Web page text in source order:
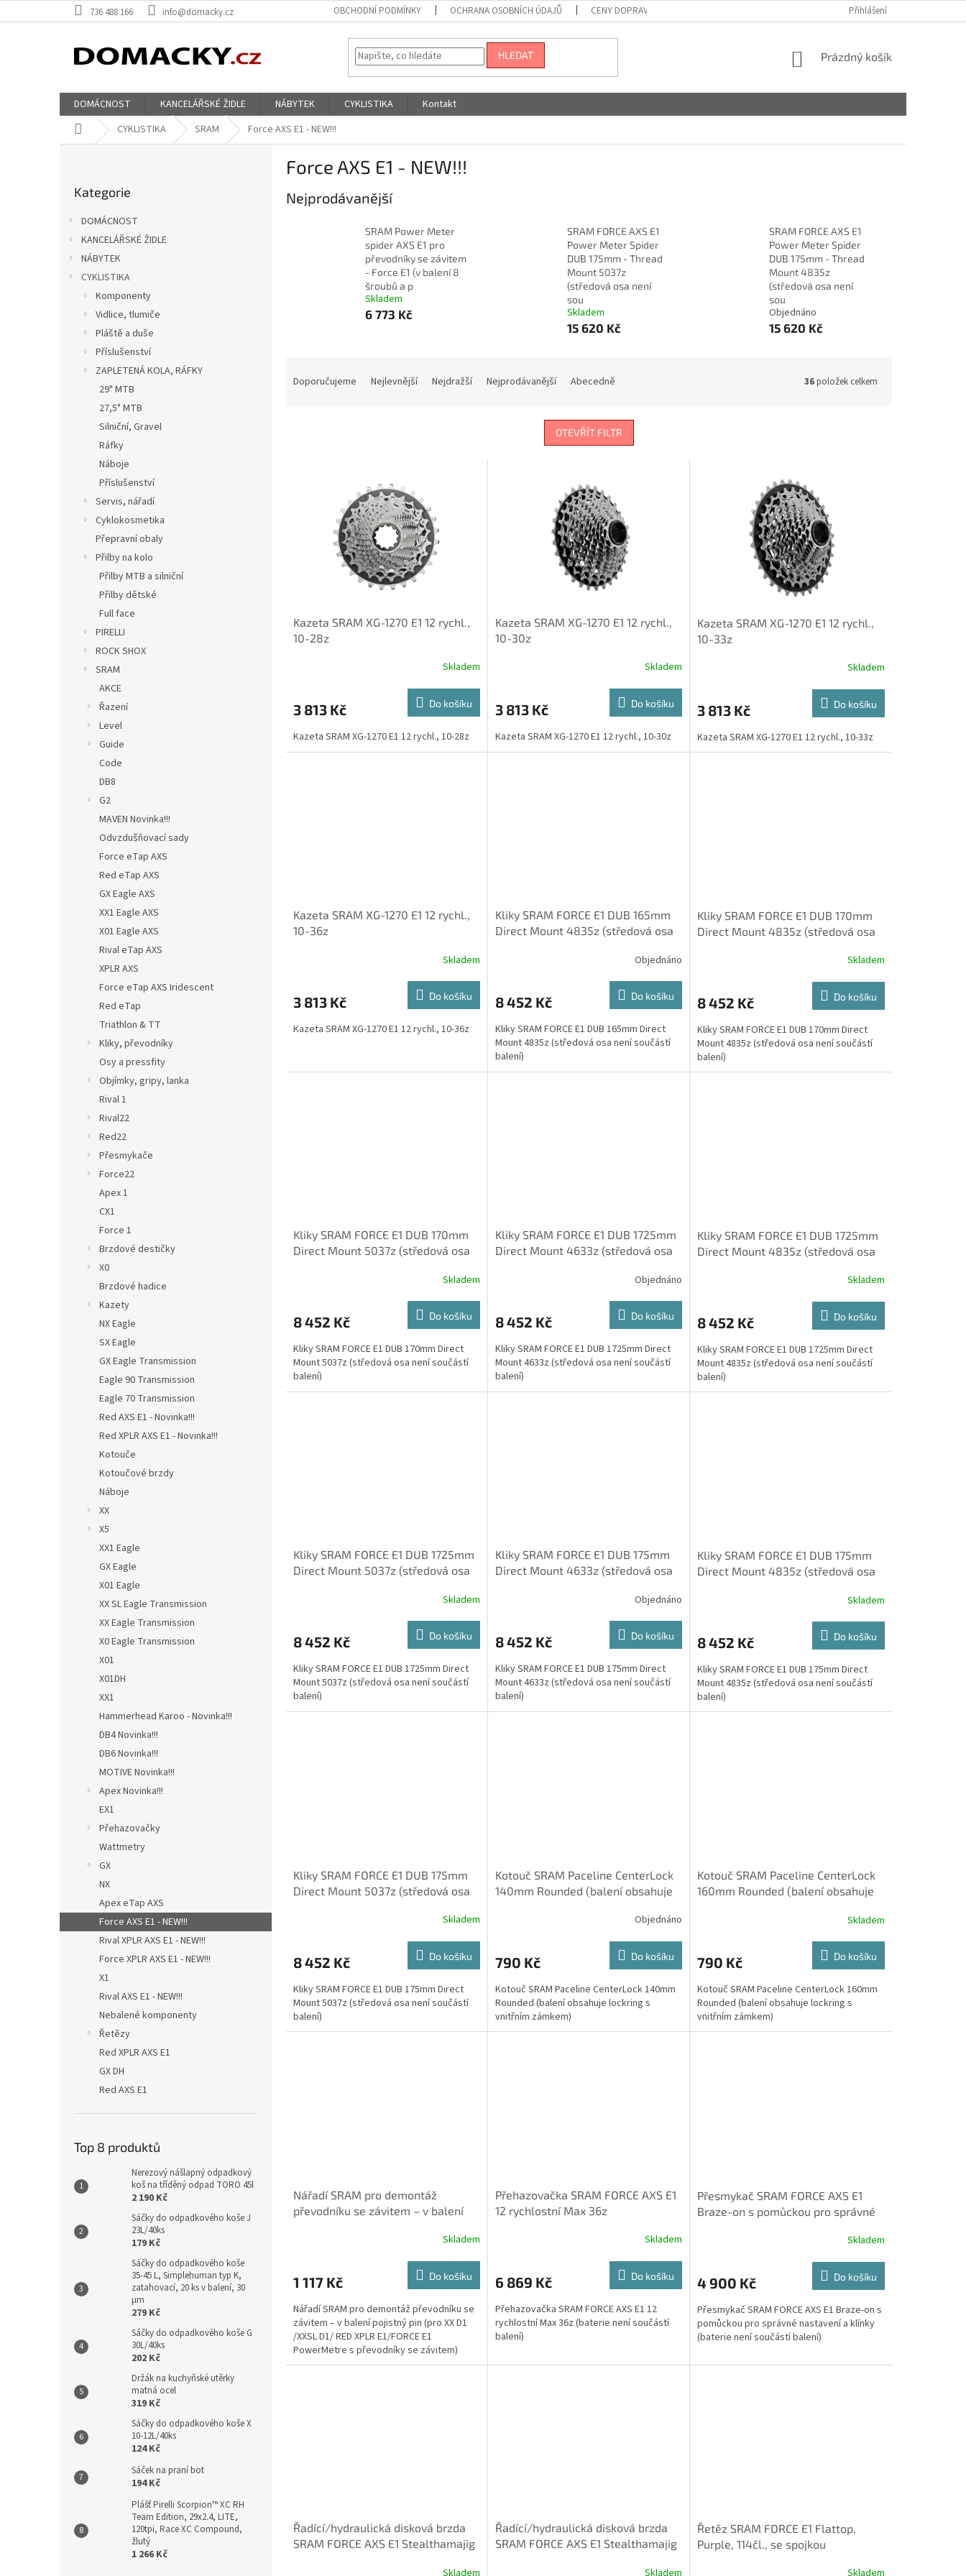
na
736 488 166 info@domacky.cz OBCHODNÍ PODMÍNKY OCHRANA OSOBNÍCH ÚDAJŮ CENY DOPRAVY Přihlášení
HLEDAT
NÁKUPNÍ
Prázdný košík
DOMÁCNOST KANCELÁŘSKÉ ŽIDLE NÁBYTEK CYKLISTIKA
Kontakt
Domů CYKLISTIKA SRAM Force AXS E1 - NEW!!!
kategorie
Kategorie
DOMÁCNOST
KANCELÁŘSKÉ ŽIDLE
NÁBYTEK
CYKLISTIKA
Komponenty
Vidlice, tlumiče
Pláště a duše
Příslušenství
ZAPLETENÁ KOLA, RÁFKY
29" MTB
27,5" MTB
Silniční, Gravel
Ráfky
Náboje
Příslušenství
Servis, nářadí
Cyklokosmetika
Přepravní obaly
Přilby na kolo
Přilby MTB a silniční
Přilby dětské
Full face
PIRELLI
ROCK SHOX
SRAM
AKCE
Řazení
Level
Guide
Code
DB8
G2
MAVEN Novinka!!!
Odvzdušňovací sady
Force eTap AXS
Red eTap AXS
GX Eagle AXS
XX1 Eagle AXS
X01 Eagle AXS
Rival eTap AXS
XPLR AXS
Force eTap AXS Iridescent
Red eTap
Triathlon & TT
Kliky, převodníky
Osy a pressfity
Objímky, gripy, lanka
Rival 1
Rival22
Red22
Přesmykače
Force22
Apex 1
CX1
Force 1
Brzdové destičky
X0
Brzdové hadice
Kazety
NX Eagle
SX Eagle
GX Eagle Transmission
Eagle 90 Transmission
Eagle 70 Transmission
Red AXS E1 - Novinka!!!
Red XPLR AXS E1 - Novinka!!!
Kotouče
Kotoučové brzdy
Náboje
XX
X5
XX1 Eagle
GX Eagle
X01 Eagle
XX SL Eagle Transmission
XX Eagle Transmission
X0 Eagle Transmission
X01
X01DH
XX1
Hammerhead Karoo - Novinka!!!
DB4 Novinka!!!
DB6 Novinka!!!
MOTIVE Novinka!!!
Apex Novinka!!!
EX1
Přehazovačky
Wattmetry
GX
NX
Apex eTap AXS
Force AXS E1 - NEW!!!
Rival XPLR AXS E1 - NEW!!!
Force XPLR AXS E1 - NEW!!!
X1
Rival AXS E1 - NEW!!!
Nebalené komponenty
Řetězy
Red XPLR AXS E1
GX DH
Red AXS E1
Top 8 produktů
Nerezový nášlapný odpadkový
koš na tříděný odpad TORO 45l
2 190 Kč
Sáčky do odpadkového koše J
23L/40ks
179 Kč
Sáčky do odpadkového koše
35-45 L, Simplehuman typ K,
zatahovací, 20 ks v balení, 30
µm
279 Kč
Sáčky do odpadkového koše G
30L/40ks
202 Kč
Držák na kuchyňské utěrky
matná ocel
319 Kč
Sáčky do odpadkového koše X
10-12L/40ks
124 Kč
Sáček na praní bot
194 Kč
Plášť Pirelli Scorpion™ XC RH
Team Edition, 29x2.4, LITE,
120tpi, Race XC Compound,
žlutý
1 266 Kč
Force AXS E1 - NEW!!!
Nejprodávanější
SRAM Power Meter
spider AXS E1 pro
převodníky se závitem
- Force E1 (v balení 8
šroubů a p
Skladem
6 773 Kč
SRAM FORCE AXS E1
Power Meter Spider
DUB 175mm - Thread
Mount 5037z
(středová osa není
sou
Skladem
15 620 Kč
SRAM FORCE AXS E1
Power Meter Spider
DUB 175mm - Thread
Mount 4835z
(středová osa není
sou
Objednáno
15 620 Kč
Doporučujeme Nejlevnější Nejdražší Nejprodávanější Abecedně 36položek celkem
OTEVŘÍT FILTR
Kazeta SRAM XG-1270 E1 12 rychl.,
10-28z
Skladem
3 813 Kč Do košíku
Kazeta SRAM XG-1270 E1 12 rychl., 10-28z
Kazeta SRAM XG-1270 E1 12 rychl.,
10-30z
Skladem
3 813 Kč Do košíku
Kazeta SRAM XG-1270 E1 12 rychl., 10-30z
Kazeta SRAM XG-1270 E1 12 rychl.,
10-33z
Skladem
3 813 Kč Do košíku
Kazeta SRAM XG-1270 E1 12 rychl., 10-33z
Kazeta SRAM XG-1270 E1 12 rychl.,
10-36z
Skladem
3 813 Kč Do košíku
Kazeta SRAM XG-1270 E1 12 rychl., 10-36z
Kliky SRAM FORCE E1 DUB 165mm
Direct Mount 4835z (středová osa
Objednáno
8 452 Kč Do košíku
Kliky SRAM FORCE E1 DUB 165mm Direct
Mount 4835z (středová osa není součástí
balení)
Kliky SRAM FORCE E1 DUB 170mm
Direct Mount 4835z (středová osa
Skladem
8 452 Kč Do košíku
Kliky SRAM FORCE E1 DUB 170mm Direct
Mount 4835z (středová osa není součástí
balení)
Kliky SRAM FORCE E1 DUB 170mm
Direct Mount 5037z (středová osa
Skladem
8 452 Kč Do košíku
Kliky SRAM FORCE E1 DUB 170mm Direct
Mount 5037z (středová osa není součástí
balení)
Kliky SRAM FORCE E1 DUB 1725mm
Direct Mount 4633z (středová osa
Objednáno
8 452 Kč Do košíku
Kliky SRAM FORCE E1 DUB 1725mm Direct
Mount 4633z (středová osa není součástí
balení)
Kliky SRAM FORCE E1 DUB 1725mm
Direct Mount 4835z (středová osa
Skladem
8 452 Kč Do košíku
Kliky SRAM FORCE E1 DUB 1725mm Direct
Mount 4835z (středová osa není součástí
balení)
Kliky SRAM FORCE E1 DUB 1725mm
Direct Mount 5037z (středová osa
Skladem
8 452 Kč Do košíku
Kliky SRAM FORCE E1 DUB 1725mm Direct
Mount 5037z (středová osa není součástí
balení)
Kliky SRAM FORCE E1 DUB 175mm
Direct Mount 4633z (středová osa
Objednáno
8 452 Kč Do košíku
Kliky SRAM FORCE E1 DUB 175mm Direct
Mount 4633z (středová osa není součástí
balení)
Kliky SRAM FORCE E1 DUB 175mm
Direct Mount 4835z (středová osa
Skladem
8 452 Kč Do košíku
Kliky SRAM FORCE E1 DUB 175mm Direct
Mount 4835z (středová osa není součástí
balení)
Kliky SRAM FORCE E1 DUB 175mm
Direct Mount 5037z (středová osa
Skladem
8 452 Kč Do košíku
Kliky SRAM FORCE E1 DUB 175mm Direct
Mount 5037z (středová osa není součástí
balení)
Kotouč SRAM Paceline CenterLock
140mm Rounded (balení obsahuje
Objednáno
790 Kč Do košíku
Kotouč SRAM Paceline CenterLock 140mm
Rounded (balení obsahuje lockring s
vnitřním zámkem)
Kotouč SRAM Paceline CenterLock
160mm Rounded (balení obsahuje
Skladem
790 Kč Do košíku
Kotouč SRAM Paceline CenterLock 160mm
Rounded (balení obsahuje lockring s
vnitřním zámkem)
Nářadí SRAM pro demontáž
převodníku se závitem – v balení
Skladem
1 117 Kč Do košíku
Nářadí SRAM pro demontáž převodníku se
závitem – v balení pojistný pin (pro XX D1
/XXSL D1/ RED XPLR E1/FORCE E1
PowerMetre s převodníky se závitem)
Přehazovačka SRAM FORCE AXS E1
12 rychlostní Max 36z
Skladem
6 869 Kč Do košíku
Přehazovačka SRAM FORCE AXS E1 12
rychlostní Max 36z (baterie není součástí
balení)
Přesmykač SRAM FORCE AXS E1
Braze-on s pomůckou pro správné
Skladem
4 900 Kč Do košíku
Přesmykač SRAM FORCE AXS E1 Braze-on s
pomůckou pro správné nastavení a klínky
(baterie není součástí balení)
Řadící/hydraulická disková brzda
SRAM FORCE AXS E1 Stealthamajig
Skladem
Řadící/hydraulická disková brzda
SRAM FORCE AXS E1 Stealthamajig
Skladem
Řetěz SRAM FORCE E1 Flattop,
Purple, 114čl., se spojkou